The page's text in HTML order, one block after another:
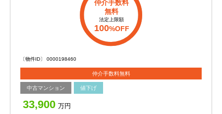
仲介手数料
無料
法定上限額
100%OFF
〔物件ID〕 0000198460
仲介手数料無料
中古マンション 値下げ
33,900 万円